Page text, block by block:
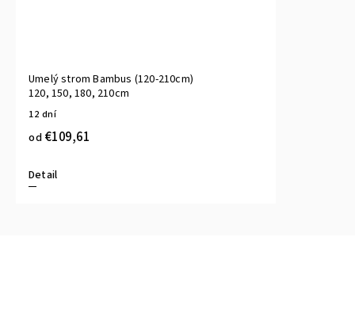
Umelý strom Bambus (120-210cm)
120, 150, 180, 210cm
12 dní
od €109,61
Detail